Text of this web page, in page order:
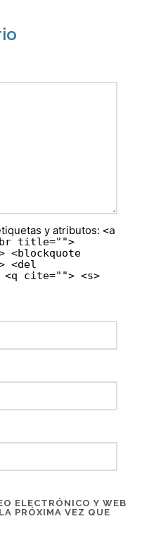
y atributos: <a
title="">
<blockquote
<del
<q cite=""> <s>
ELECTRÓNICO Y WEB
PRÓXIMA VEZ QUE